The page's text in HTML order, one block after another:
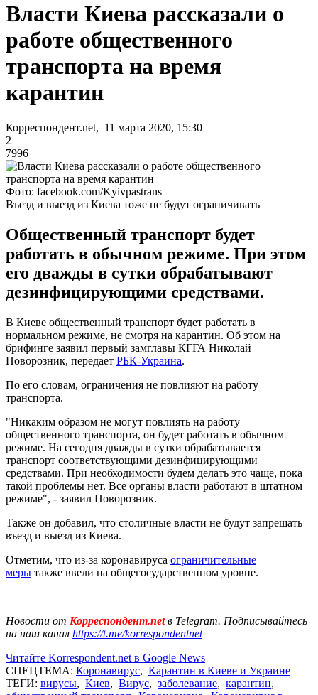
Власти Киева рассказали о
работе общественного
транспорта на время
карантин
Корреспондент.net, 11 марта 2020, 15:30
2
7996
Фото: facebook.com/Kyivpastrans
Въезд и выезд из Киева тоже не будут ограничивать
Общественный транспорт будет
работать в обычном режиме. При этом
его дважды в сутки обрабатывают
дезинфицирующими средствами.
В Киеве общественный транспорт будет работать в
нормальном режиме, не смотря на карантин. Об этом на
брифинге заявил первый замглавы КГГА Николай
Поворозник, передает РБК-Украина.
По его словам, ограничения не повлияют на работу
транспорта.
"Никаким образом не могут повлиять на работу
общественного транспорта, он будет работать в обычном
режиме. На сегодня дважды в сутки обрабатывается
транспорт соответствующими дезинфицирующими
средствами. При необходимости будем делать это чаще, пока
такой проблемы нет. Все органы власти работают в штатном
режиме", - заявил Поворозник.
Также он добавил, что столичные власти не будут запрещать
въезд и выезд из Киева.
Отметим, что из-за коронавируса ограничительные
меры также ввели на общегосударственном уровне.
Новости от Корреспондент.netв Telegram. Подписывайтесь
на наш канал https://t.me/korrespondentnet
Читайте Korrespondent.net в Google News
СПЕЦТЕМА: Коронавирус, Карантин в Киеве и Украине
ТЕГИ: вирусы, Киев, Вирус, заболевание, карантин,